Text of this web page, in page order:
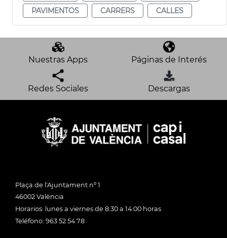
PAVIMENTOS
CARRERS CALLES
Nuestras Apps Páginas de Interés
Redes Sociales Descargas
Plaça de l'Ajuntament nº 1
46002 València
Horarios: lunes a viernes de 8:30 a 14:00 horas
Teléfono: 963 52 54 78